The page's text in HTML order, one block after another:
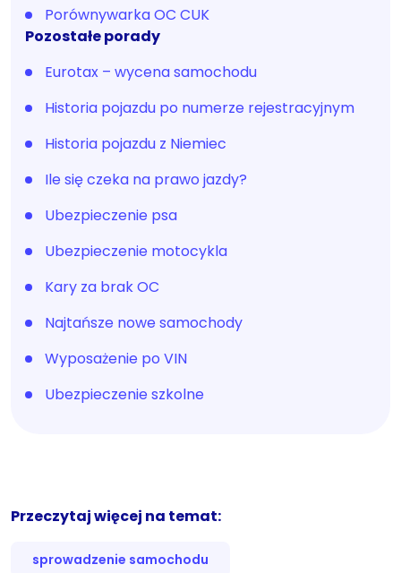
Porównywarka OC CUK
Pozostałe porady
Eurotax – wycena samochodu
Historia pojazdu po numerze rejestracyjnym
Historia pojazdu z Niemiec
Ile się czeka na prawo jazdy?
Ubezpieczenie psa
Ubezpieczenie motocykla
Kary za brak OC
Najtańsze nowe samochody
Wyposażenie po VIN
Ubezpieczenie szkolne
Przeczytaj więcej na temat:
sprowadzenie samochodu